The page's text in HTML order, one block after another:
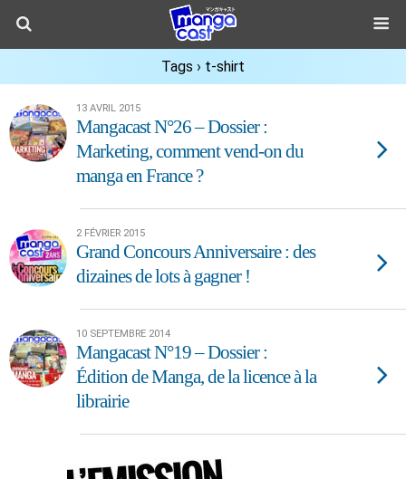
Tags › t-shirt
13 AVRIL 2015
Mangacast N°26 – Dossier :
Marketing, comment vend-on du
manga en France ?
2 FÉVRIER 2015
Grand Concours Anniversaire : des
dizaines de lots à gagner !
10 SEPTEMBRE 2014
Mangacast N°19 – Dossier :
Édition de Manga, de la licence à la
librairie